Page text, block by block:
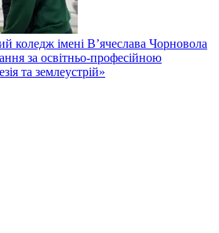
коледж імені В’ячеслава Чорновола
за освітньо-професійною
та землеустрій»